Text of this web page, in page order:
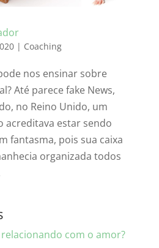
| Coaching
nos ensinar sobre
Até parece fake News,
no Reino Unido, um
acreditava estar sendo
fantasma, pois sua caixa
organizada todos
com o amor?